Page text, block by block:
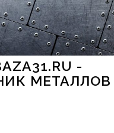
-
МЕТАЛЛОВ